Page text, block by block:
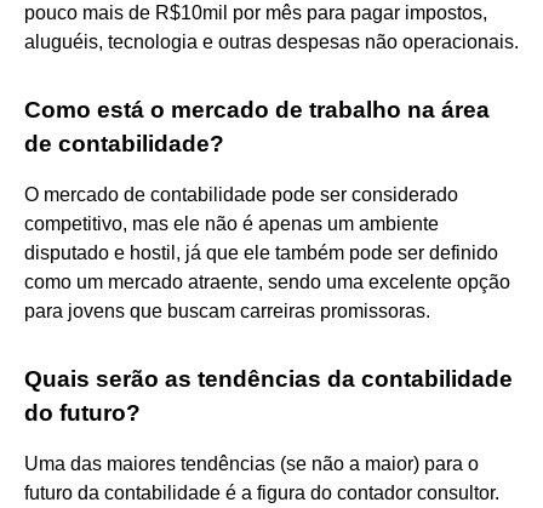
pouco mais de R$10mil por mês para pagar impostos,
aluguéis, tecnologia e outras despesas não operacionais.
Como está o mercado de trabalho na área
de contabilidade?
O mercado de contabilidade pode ser considerado
competitivo, mas ele não é apenas um ambiente
disputado e hostil, já que ele também pode ser definido
como um mercado atraente, sendo uma excelente opção
para jovens que buscam carreiras promissoras.
Quais serão as tendências da contabilidade
do futuro?
Uma das maiores tendências (se não a maior) para o
futuro da contabilidade é a figura do contador consultor.